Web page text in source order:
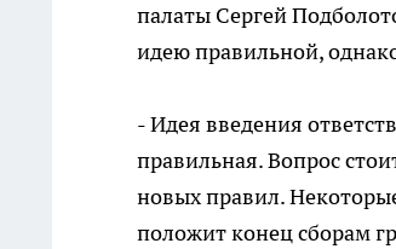
палаты Сергей
идею правильной,
- Идея введения
правильная. Вопрос
новых правил.
положит конец сборам